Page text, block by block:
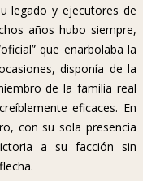
legado y ejecutores de
años hubo siempre,
que enarbolaba la
disponía de la
de la familia real
eficaces. En
con su sola presencia
a su facción sin